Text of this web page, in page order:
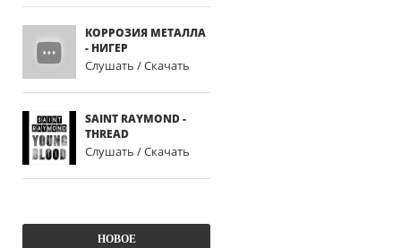
КОРРОЗИЯ МЕТАЛЛА
- НИГЕР
Слушать / Скачать
SAINT RAYMOND -
THREAD
Слушать / Скачать
НОВОЕ